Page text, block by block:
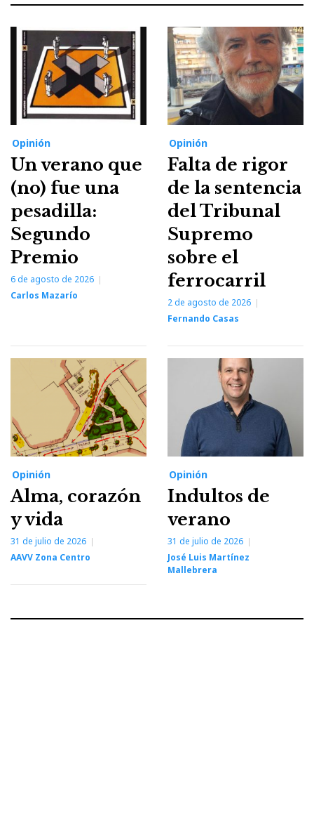
Opinión
Un verano que
(no) fue una
pesadilla:
Segundo
Premio
6 de agosto de 2026
Carlos Mazarío
Opinión
Falta de rigor
de la sentencia
del Tribunal
Supremo
sobre el
ferrocarril
2 de agosto de 2026
Fernando Casas
Opinión
Alma, corazón
y vida
31 de julio de 2026
AAVV Zona Centro
Opinión
Indultos de
verano
31 de julio de 2026
José Luis Martínez
Mallebrera